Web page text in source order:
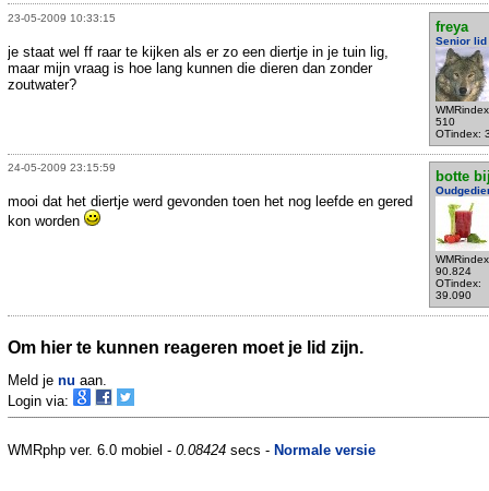
23-05-2009 10:33:15
freya
Senior lid
510
OTindex:
je staat wel ff raar te kijken als er zo een diertje in je tuin lig,
maar mijn vraag is hoe lang kunnen die dieren dan zonder
zoutwater?
24-05-2009 23:15:59
botte
90.824
OTindex:
39.090
mooi dat het diertje werd gevonden toen het nog leefde en gered
kon worden
Om hier te kunnen reageren moet je lid zijn.
Meld je nu aan.
Login via:
WMRphp ver. 6.0 mobiel - 0.08424 secs - Normale versie